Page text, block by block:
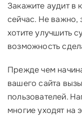
Закажите аудит в
сейчас. Не важно,
хотите улучшить
возможность
Прежде чем
вашего сайта
пользователей.
многие уходят на